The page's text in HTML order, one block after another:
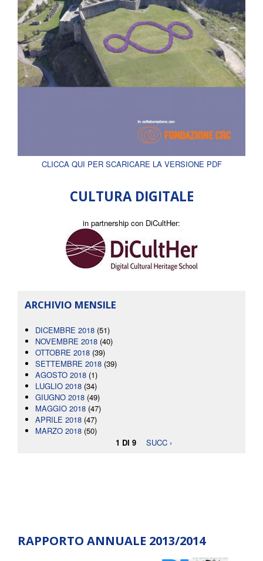
CLICCA QUI PER SCARICARE LA VERSIONE PDF
CULTURA DIGITALE
in partnership con DiCultHer:
ARCHIVIO MENSILE
DICEMBRE 2018 (51)
NOVEMBRE 2018 (40)
OTTOBRE 2018 (39)
SETTEMBRE 2018 (39)
AGOSTO 2018 (1)
LUGLIO 2018 (34)
GIUGNO 2018 (49)
MAGGIO 2018 (47)
APRILE 2018 (47)
MARZO 2018 (50)
1 DI 9
SUCC ›
RAPPORTO ANNUALE 2013/2014